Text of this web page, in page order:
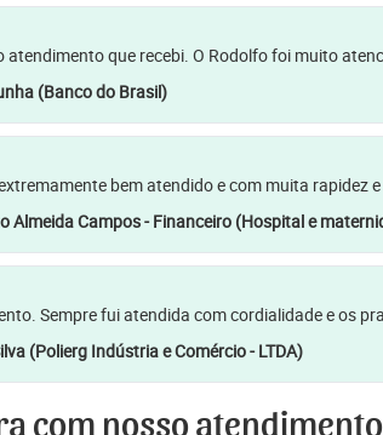
atendimento que recebi. O Rodolfo foi muito
(Banco do Brasil)
bem atendido e com muita
Almeida Campos - Financeiro (Hospital e
Sempre fui atendida com cordialidade e os
(Polierg Indústria e Comércio - LTDA)
com nosso